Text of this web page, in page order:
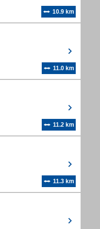
10.9 km
11.0 km
11.2 km
11.3 km